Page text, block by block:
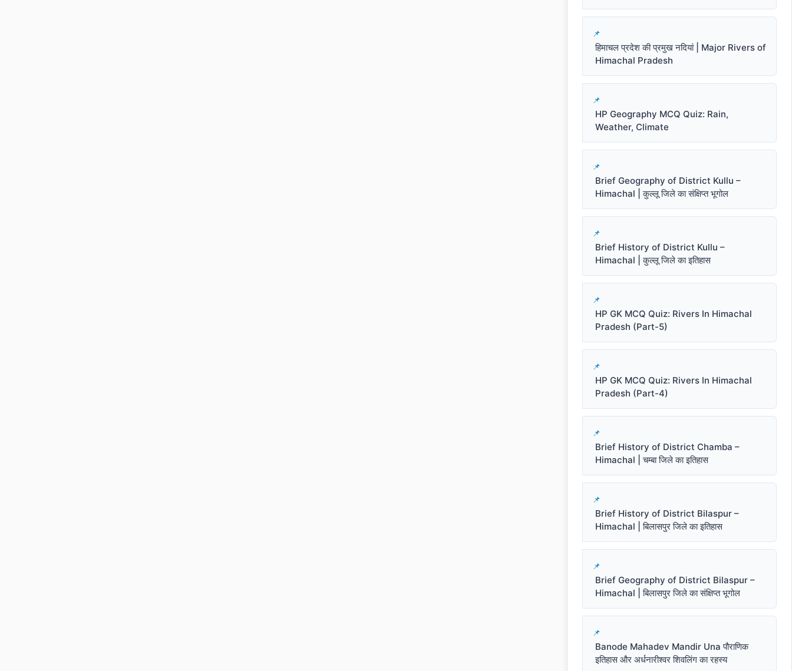
हिमाचल प्रदेश की प्रमुख नदियां | Major Rivers of
Himachal Pradesh
HP Geography MCQ Quiz: Rain,
Weather, Climate
Brief Geography of District Kullu –
Himachal | कुल्लू जिले का संक्षिप्त भूगोल
Brief History of District Kullu –
Himachal | कुल्लू जिले का इतिहास
HP GK MCQ Quiz: Rivers In Himachal
Pradesh (Part-5)
HP GK MCQ Quiz: Rivers In Himachal
Pradesh (Part-4)
Brief History of District Chamba –
Himachal | चम्बा जिले का इतिहास
Brief History of District Bilaspur –
Himachal | बिलासपुर जिले का इतिहास
Brief Geography of District Bilaspur –
Himachal | बिलासपुर जिले का संक्षिप्त भूगोल
Banode Mahadev Mandir Una पौराणिक
इतिहास और अर्धनारीश्वर शिवलिंग का रहस्य